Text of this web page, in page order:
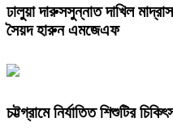
ঢালুয়া দারুসসুন্নাত দাখিল
সৈয়দ হারুন এমজেএফ
চট্টগ্রামে নির্যাতিত শিশুটির